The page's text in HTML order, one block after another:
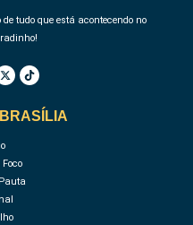
tudo que está acontecendo no
Foco